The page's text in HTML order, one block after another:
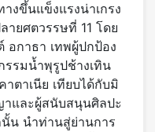
งขึ้นแข็งแรงน่าเกรง
ายศตวรรษที่ 11 โดย
อกาธา เทพผู้ปกป้อง
รรมน้ำพุรูปช้างเทิน
ตาเนีย เทียบได้กับมิ
และผู้สนับสนุนศิลปะ
น นำท่านสู่ย่านการ